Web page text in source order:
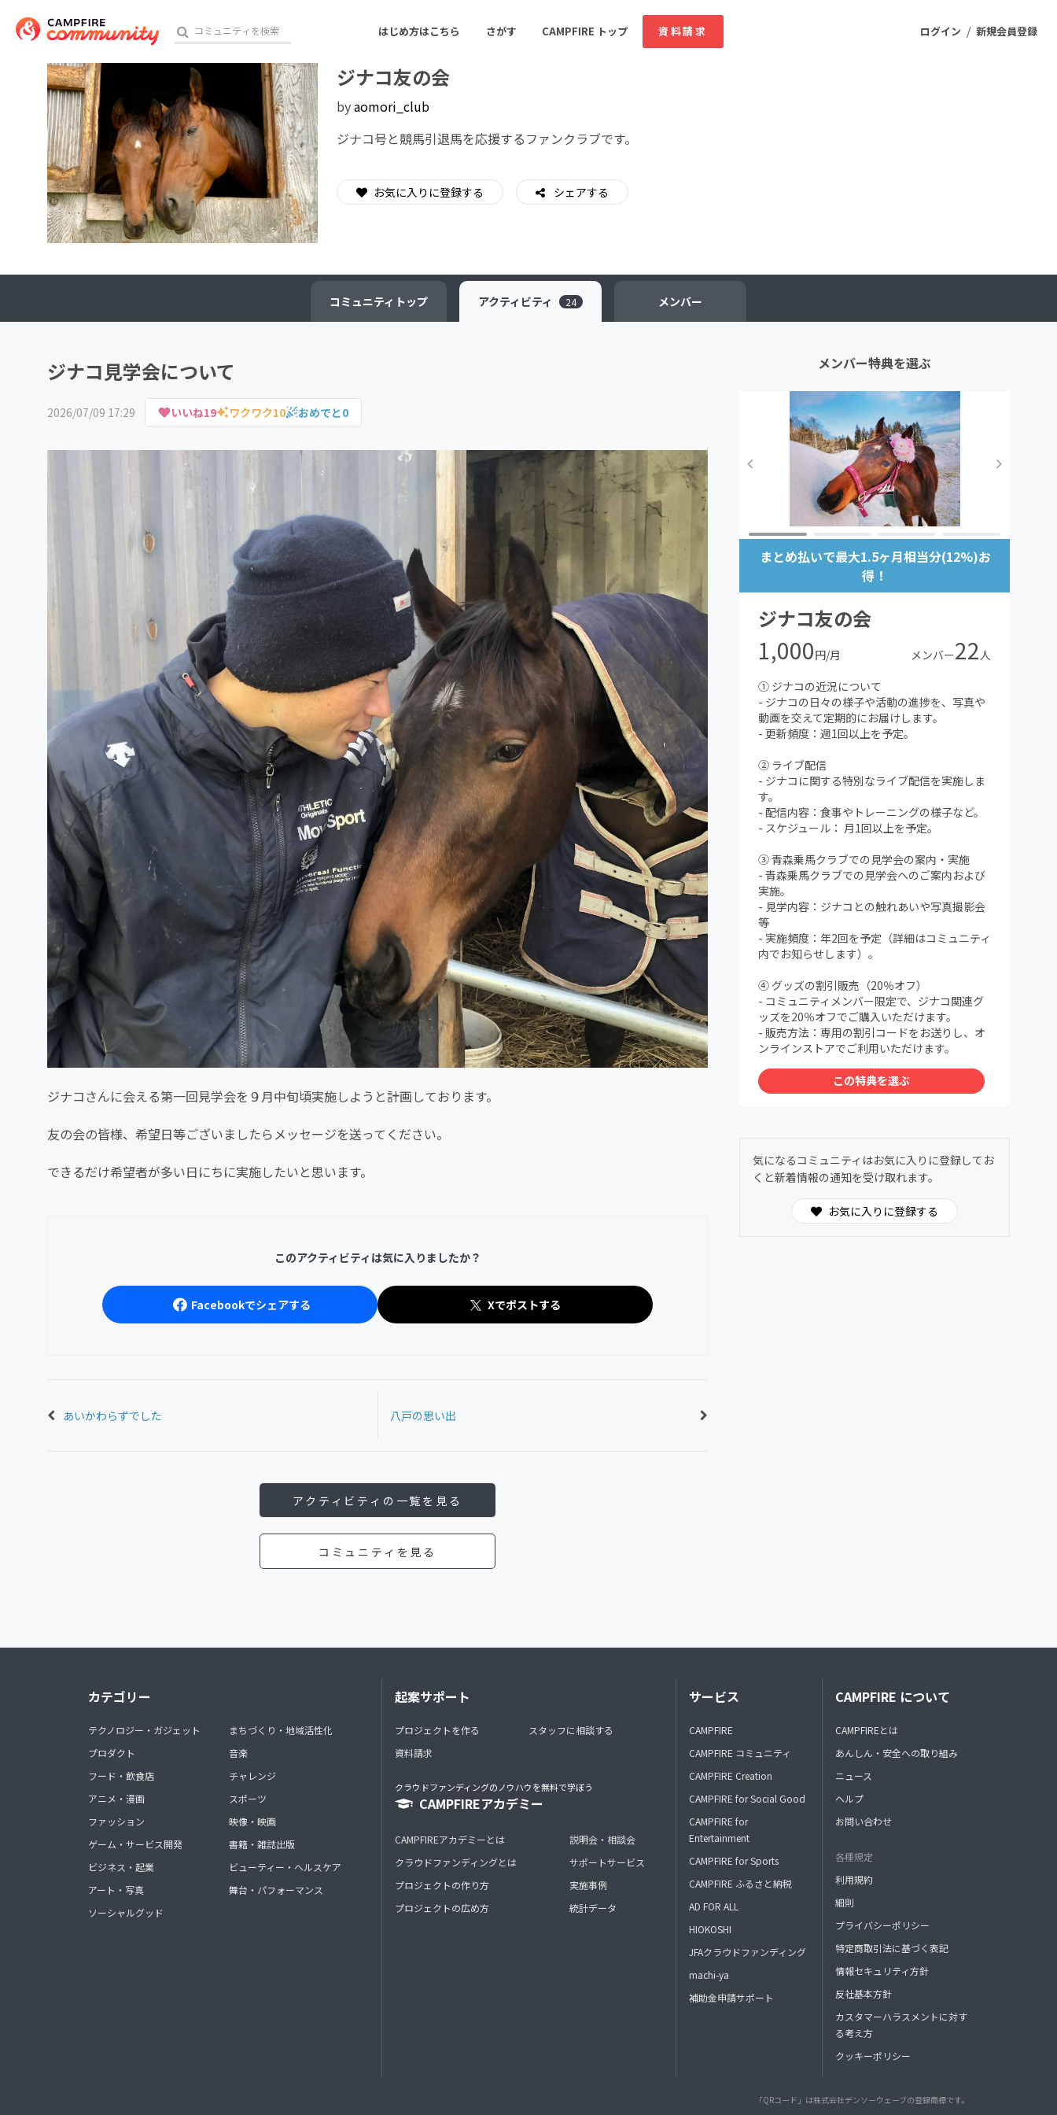
ログイン / 新規会員登録
はじめ方はこちら さがす CAMPFIRE トップ 資料請求
おすすめのコミュニティ 人気のコミュニティ
アート・写真 音楽 舞台・パフォーマンス
テクノロジー・ガジェット
ソーシャルグッド ビューティー・ヘルスケア
チャレンジ
ジナコ友の会
byaomori_club
ジナコ号と競馬引退馬を応援するファンクラブです。
お気に入りに登録する シェアする
コミュニティ トップ アクティビティ 24 メンバー
ジナコ見学会について
2026/07/09 17:29 いいね19 ワクワク10 おめでと0
ジナコさんに会える第一回見学会を９月中旬頃実施しようと計画しております。
友の会の皆様、希望日等ございましたらメッセージを送ってください。
できるだけ希望者が多い日にちに実施したいと思います。
このアクティビティは気に入りましたか？
Facebookでシェアする Xでポストする
あいかわらずでした 八戸の思い出
アクティビティの一覧を見る
コミュニティを見る
メンバー特典を選ぶ
まとめ払いで最大1.5ヶ月相当分(12%)お
得！
ジナコ友の会
1,000円/月 メンバー22人
① ジナコの近況について
- ジナコの日々の様子や活動の進捗を、写真や
動画を交えて定期的にお届けします。
- 更新頻度：週1回以上を予定。
② ライブ配信
- ジナコに関する特別なライブ配信を実施しま
す。
- 配信内容：食事やトレーニングの様子など。
- スケジュール： 月1回以上を予定。
③ 青森乗馬クラブでの見学会の案内・実施
- 青森乗馬クラブでの見学会へのご案内および
実施。
- 見学内容：ジナコとの触れあいや写真撮影会
等
- 実施頻度：年2回を予定（詳細はコミュニティ
内でお知らせします）。
④ グッズの割引販売（20％オフ）
- コミュニティメンバー限定で、ジナコ関連グ
ッズを20％オフでご購入いただけます。
- 販売方法：専用の割引コードをお送りし、オ
ンラインストアでご利用いただけます。
この特典を選ぶ
気になるコミュニティはお気に入りに登録してお
くと新着情報の通知を受け取れます。
お気に入りに登録する
カテゴリー
テクノロジー・ガジェット
プロダクト
フード・飲食店
アニメ・漫画
ファッション
ゲーム・サービス開発
ビジネス・起業
アート・写真
ソーシャルグッド
まちづくり・地域活性化
音楽
チャレンジ
スポーツ
映像・映画
書籍・雑誌出版
ビューティー・ヘルスケア
舞台・パフォーマンス
起案サポート
プロジェクトを作る
資料請求
スタッフに相談する
クラウドファンディングのノウハウを無料で学ぼう
CAMPFIREアカデミー
CAMPFIREアカデミーとは
クラウドファンディングとは
プロジェクトの作り方
プロジェクトの広め方
説明会・相談会
サポートサービス
実施事例
統計データ
サービス
CAMPFIRE
CAMPFIRE コミュニティ
CAMPFIRE Creation
CAMPFIRE for Social Good
CAMPFIRE for
Entertainment
CAMPFIRE for Sports
CAMPFIRE ふるさと納税
AD FOR ALL
HIOKOSHI
JFAクラウドファンディング
machi-ya
補助金申請サポート
CAMPFIRE について
CAMPFIREとは
あんしん・安全への取り組み
ニュース
ヘルプ
お問い合わせ
各種規定
利用規約
細則
プライバシーポリシー
特定商取引法に基づく表記
情報セキュリティ方針
反社基本方針
カスタマーハラスメントに対す
る考え方
クッキーポリシー
「QRコード」は株式会社デンソーウェーブの登録商標です。